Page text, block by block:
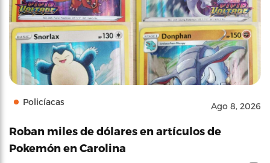
Policíacas Ago 8, 2026
Roban miles de dólares en artículos de
Pokemón en Carolina